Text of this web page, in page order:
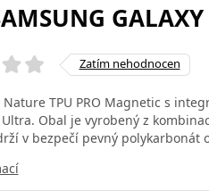
Zatím nehodnocen
TPU PRO Magnetic s
Ultra. Obal je vyrobený z
v bezpečí pevný polykarbonát